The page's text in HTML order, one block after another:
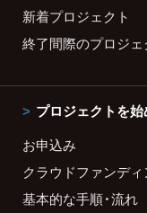
新着プロジェクト
終了間際のプロジェ
プロジェクトを始
お申込み
クラウドファンデ
基本的な手順・流れ